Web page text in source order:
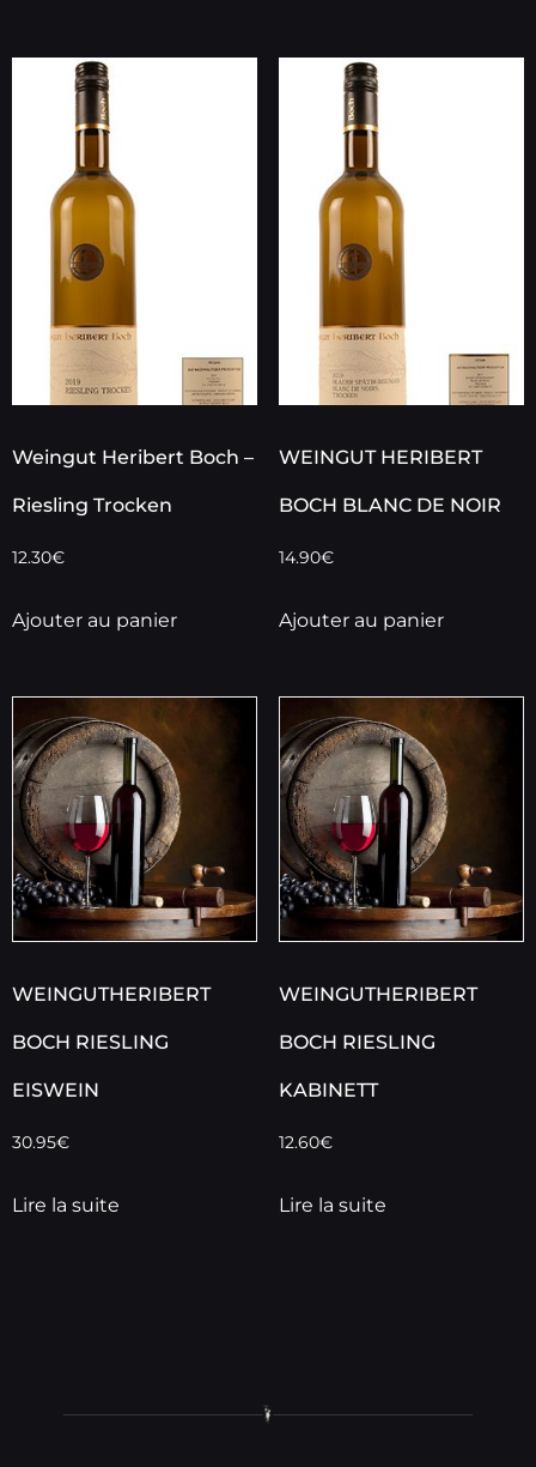
Weingut Heribert Boch –
Riesling Trocken
12.30€
Ajouter au panier
WEINGUT HERIBERT
BOCH BLANC DE NOIR
14.90€
Ajouter au panier
WEINGUTHERIBERT
BOCH RIESLING
EISWEIN
30.95€
Lire la suite
WEINGUTHERIBERT
BOCH RIESLING
KABINETT
12.60€
Lire la suite